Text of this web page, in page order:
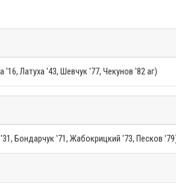
'16, Латуха '43, Шевчук '77, Чекунов '82 аг)
Бондарчук '71, Жабокрицкий '73, Песков